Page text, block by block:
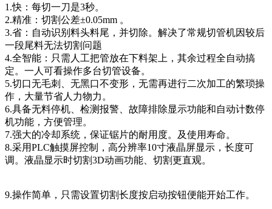
1.快：每切一刀是3秒。
2.精准：切割公差±0.05mm 。
3.省：自动识别料头料尾，并切除。解决了常规切管机因较后
一段尾料无法切割问题
4.全智能：只需人工把管放在下料架上，其余过程全自动搞
定。一人可看操作多台切管设备。
5.切口无毛刺、无黑口不变形，无需再进行二次加工的繁琐操
作，大量节省人力物力。
6.具备无料停机、检测报警、故障排除显示功能和自动计数停
机功能，方便管理。
7.强大的冷却系统，保证锯片的耐用度。及使用寿命。
8.采用PLC触摸屏控制，高分辨率10寸液晶屏显示，长度可
调。液晶显示时切割3D动画功能、切割更直观。
9.操作简单，只需设置切割长度按启动按钮便能开始工作。